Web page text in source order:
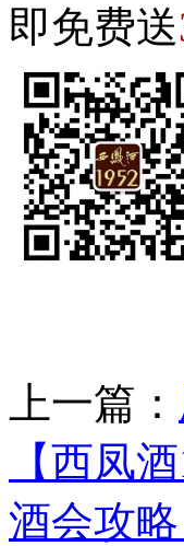
即免费送
上一篇：
【西凤
酒会攻